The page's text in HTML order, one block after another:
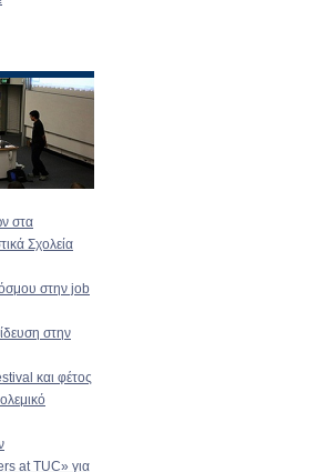
στα
Σχολεία
στην job
στην
και φέτος
at TUC» για